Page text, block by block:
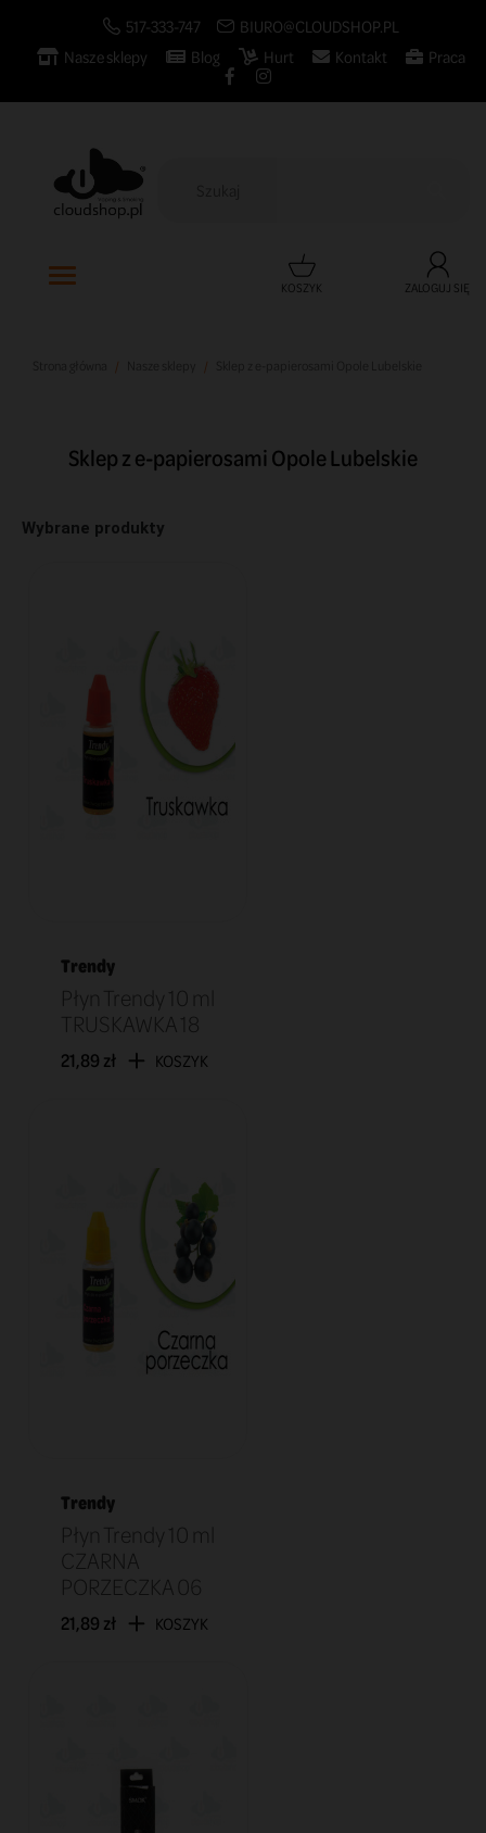
517-333-747
BIURO@CLOUDSHOP.PL
Nasze sklepy
Blog Hurt Kontakt Praca
KOSZYK ZALOGUJ SIĘ
Sklep z e-papierosami Opole Lubelskie
Wybrane produkty
Trendy
Płyn Trendy 10 ml
TRUSKAWKA 18
21,89 zł KOSZYK
Trendy
Płyn Trendy 10 ml
CZARNA
PORZECZKA 06
21,89 zł KOSZYK